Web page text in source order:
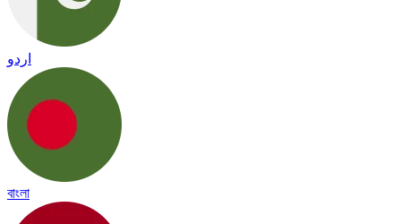
اردو
বাংলা